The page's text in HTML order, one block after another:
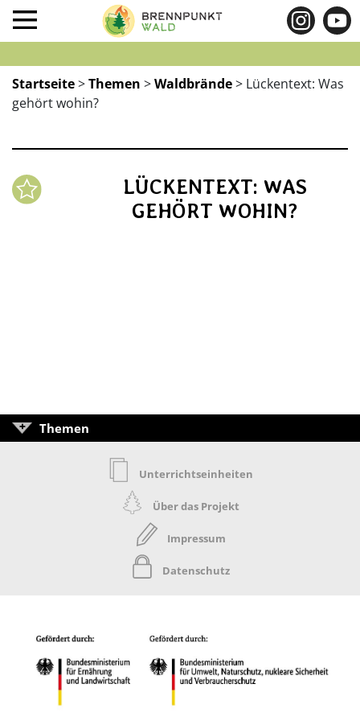
Startseite>Themen >Waldbrände> Lückentext: Was
gehört wohin?
LÜCKENTEXT: WAS
GEHÖRT WOHIN?
Themen
Unterrichtseinheiten
Über das Projekt
Impressum
Datenschutz